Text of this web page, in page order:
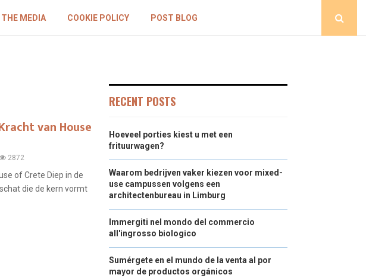
THE MEDIA COOKIE POLICY POST BLOG
van House
2872
of Crete Diep in de
die de kern vormt
RECENT POSTS
Hoeveel porties kiest u met een
frituurwagen?
Waarom bedrijven vaker kiezen voor mixed-
use campussen volgens een
architectenbureau in Limburg
Immergiti nel mondo del commercio
all'ingrosso biologico
Sumérgete en el mundo de la venta al por
mayor de productos orgánicos